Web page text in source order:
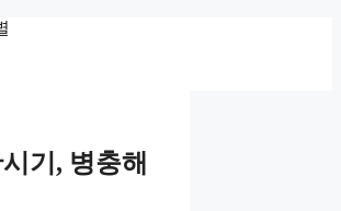
기, 병충해